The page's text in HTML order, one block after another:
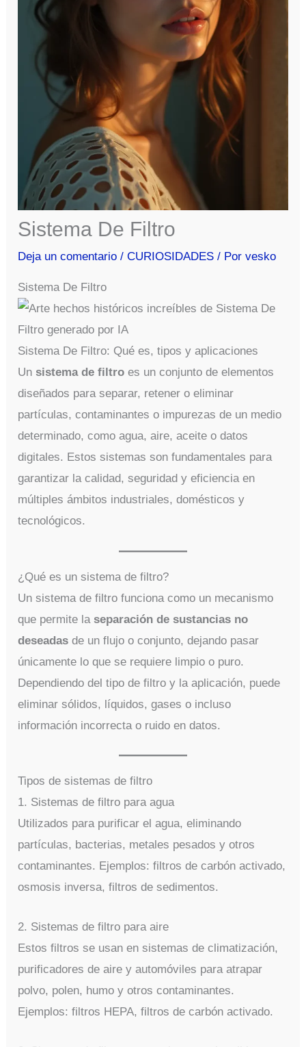
Sistema De Filtro
Deja un comentario /CURIOSIDADES / Porvesko
Sistema De Filtro
Sistema De Filtro: Qué es, tipos y aplicaciones
Un sistema de filtro es un conjunto de elementos
diseñados para separar, retener o eliminar
partículas, contaminantes o impurezas de un medio
determinado, como agua, aire, aceite o datos
digitales. Estos sistemas son fundamentales para
garantizar la calidad, seguridad y eficiencia en
múltiples ámbitos industriales, domésticos y
tecnológicos.
¿Qué es un sistema de filtro?
Un sistema de filtro funciona como un mecanismo
que permite la separación de sustancias no
deseadas de un flujo o conjunto, dejando pasar
únicamente lo que se requiere limpio o puro.
Dependiendo del tipo de filtro y la aplicación, puede
eliminar sólidos, líquidos, gases o incluso
información incorrecta o ruido en datos.
Tipos de sistemas de filtro
1. Sistemas de filtro para agua
Utilizados para purificar el agua, eliminando
partículas, bacterias, metales pesados y otros
contaminantes. Ejemplos: filtros de carbón activado,
osmosis inversa, filtros de sedimentos.
2. Sistemas de filtro para aire
Estos filtros se usan en sistemas de climatización,
purificadores de aire y automóviles para atrapar
polvo, polen, humo y otros contaminantes.
Ejemplos: filtros HEPA, filtros de carbón activado.